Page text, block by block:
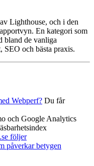
Lighthouse, och i den
En kategori som
bland de vanliga
SEO och bästa praxis.
Webperf? Du får
och Google Analytics
följer
påverkar betygen